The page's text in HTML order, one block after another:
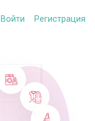
Войти Регистрация